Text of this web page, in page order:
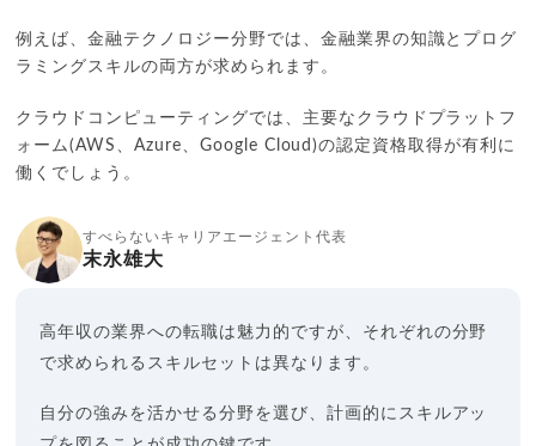
例えば、金融テクノロジー分野では、金融業界の知識とプログ
ラミングスキルの両方が求められます。
クラウドコンピューティングでは、主要なクラウドプラットフ
ォーム(AWS、Azure、Google Cloud)の認定資格取得が有利に
働くでしょう。
すべらないキャリアエージェント代表
末永雄大
高年収の業界への転職は魅力的ですが、それぞれの分野
で求められるスキルセットは異なります。
自分の強みを活かせる分野を選び、計画的にスキルアッ